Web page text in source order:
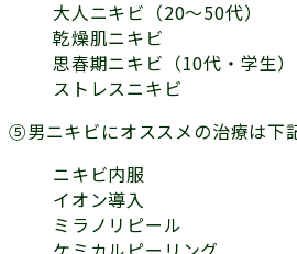
大人ニキビ（20～50代）
乾燥肌ニキビ
思春期ニキビ（10代・学生）
ストレスニキビ
⑤男ニキビにオススメの治療は下
ニキビ内服
イオン導入
ミラノリピール